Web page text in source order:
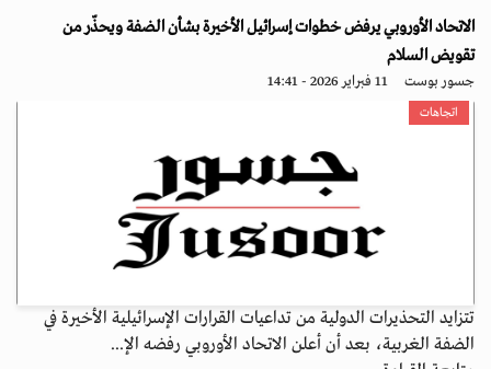
الاتحاد الأوروبي يرفض خطوات إسرائيل الأخيرة بشأن الضفة ويحذّر من
تقويض السلام
جسور بوست 11 فبراير 2026 - 14:41
اتجاهات
تتزايد التحذيرات الدولية من تداعيات القرارات الإسرائيلية الأخيرة في
الضفة الغربية، بعد أن أعلن الاتحاد الأوروبي رفضه الإ...